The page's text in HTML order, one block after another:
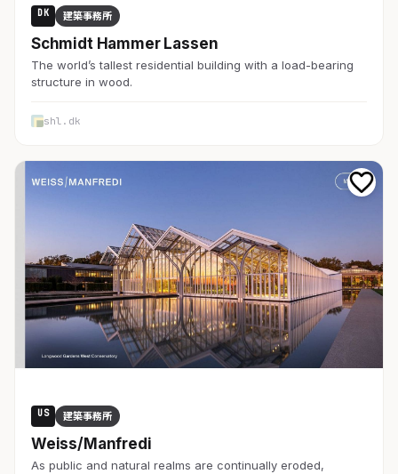
DK 建築事務所
Schmidt Hammer Lassen
The world’s tallest residential building with a load-bearing
structure in wood.
shl.dk
US 建築事務所
Weiss/Manfredi
As public and natural realms are continually eroded,